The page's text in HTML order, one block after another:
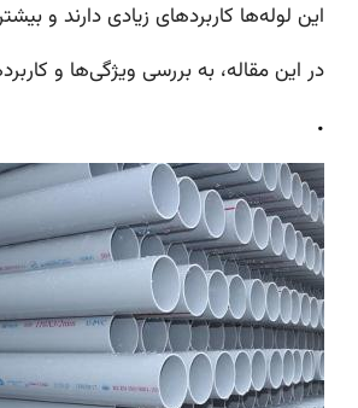
این لوله‌ها کاربردهای زیادی دارند و
در این مقاله، به بررسی ویژگی‌ها و کاربردهای لوله پلیکا
.